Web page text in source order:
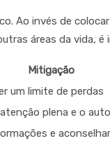
Ao invés de
áreas da
Mitigação
um limite de perdas
plena e o
e